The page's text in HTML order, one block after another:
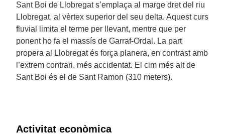
Sant Boi de Llobregat s’emplaça al marge dret del riu
Llobregat, al vèrtex superior del seu delta. Aquest curs
fluvial limita el terme per llevant, mentre que per
ponent ho fa el massís de Garraf-Ordal. La part
propera al Llobregat és força planera, en contrast amb
l’extrem contrari, més accidentat. El cim més alt de
Sant Boi és el de Sant Ramon (310 meters).
Activitat econòmica